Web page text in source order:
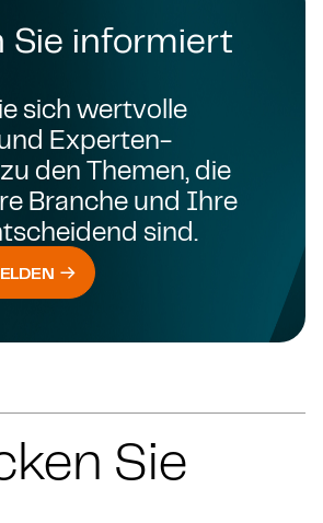
Sie informiert
sich wertvolle
Experten-
den Themen, die
Branche und Ihre
sind.
Sie